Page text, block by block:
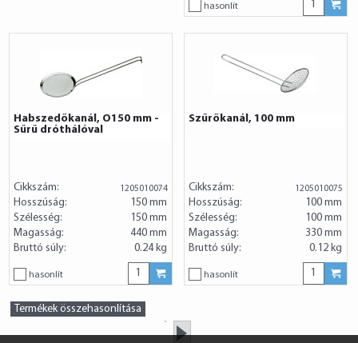
hasonlít
Habszedőkanál, O150 mm -
Sűrű dróthálóval
Cikkszám: 1205010074
Hosszúság:
150 mm
Szélesség:
150 mm
Magasság:
440 mm
Bruttó súly:
0.24 kg
hasonlít
Szűrőkanál, 100 mm
Cikkszám: 1205010075
Hosszúság:
100 mm
Szélesség:
100 mm
Magasság:
330 mm
Bruttó súly:
0.12 kg
hasonlít
Termékek összehasonlítása
»